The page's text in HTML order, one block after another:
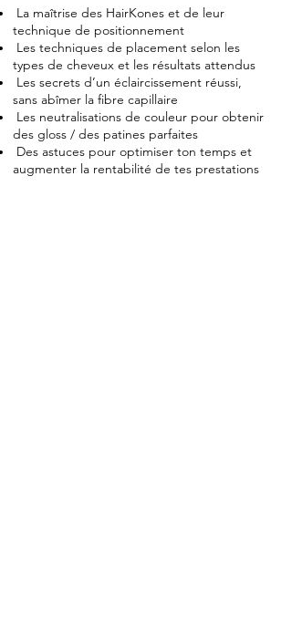
La maîtrise des HairKones et de leur
technique de positionnement
Les techniques de placement selon les
types de cheveux et les résultats attendus
Les secrets d’un éclaircissement réussi,
sans abîmer la fibre capillaire
Les neutralisations de couleur pour obtenir
des gloss / des patines parfaites
Des astuces pour optimiser ton temps et
augmenter la rentabilité de tes prestations